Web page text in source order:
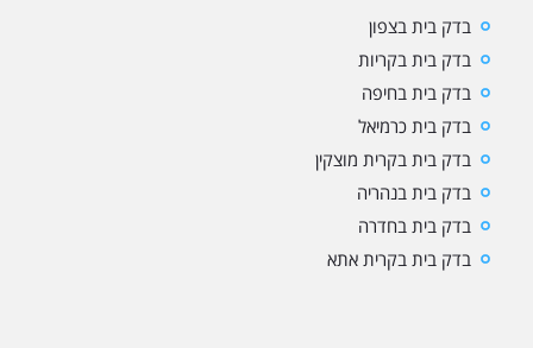
בדק בית בצפון
בדק בית בקריות
בדק בית בחיפה
בדק בית כרמיאל
בדק בית בקרית מוצקין
בדק בית בנהריה
בדק בית בחדרה
בדק בית בקרית אתא